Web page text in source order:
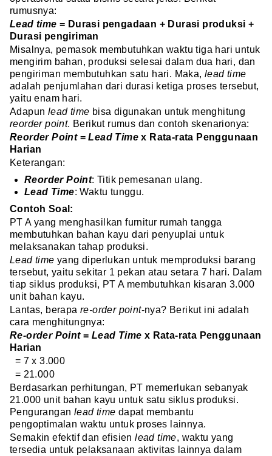
rumusnya:
Lead time = Durasi pengadaan + Durasi produksi +
Durasi pengiriman
Misalnya, pemasok membutuhkan waktu tiga hari untuk
mengirim bahan, produksi selesai dalam dua hari, dan
pengiriman membutuhkan satu hari. Maka, lead time
adalah penjumlahan dari durasi ketiga proses tersebut,
yaitu enam hari.
Adapun lead time bisa digunakan untuk menghitung
reorder point. Berikut rumus dan contoh skenarionya:
Reorder Point =Lead Timex Rata-rata Penggunaan
Harian
Keterangan:
Reorder Point: Titik pemesanan ulang.
Lead Time: Waktu tunggu.
Contoh Soal:
PT A yang menghasilkan furnitur rumah tangga
membutuhkan bahan kayu dari penyuplai untuk
melaksanakan tahap produksi.
Lead time yang diperlukan untuk memproduksi barang
tersebut, yaitu sekitar 1 pekan atau setara 7 hari. Dalam
tiap siklus produksi, PT A membutuhkan kisaran 3.000
unit bahan kayu.
Lantas, berapa re-order point-nya? Berikut ini adalah
cara menghitungnya:
Re-order Point = Lead Time x Rata-rata Penggunaan
Harian
= 7 x 3.000
= 21.000
Berdasarkan perhitungan, PT memerlukan sebanyak
21.000 unit bahan kayu untuk satu siklus produksi.
Pengurangan lead time dapat membantu
pengoptimalan waktu untuk proses lainnya.
Semakin efektif dan efisienlead time, waktu yang
tersedia untuk pelaksanaan aktivitas lainnya dalam